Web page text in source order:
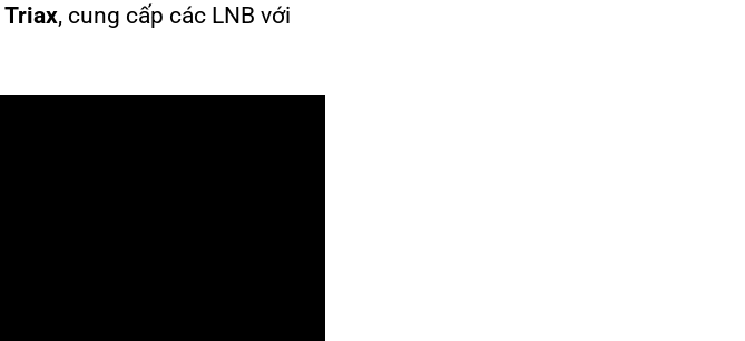
Triax, cung cấp các LNB với